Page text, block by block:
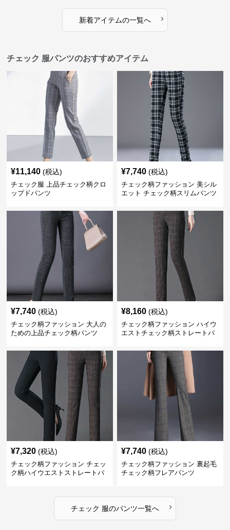
新着アイテムの一覧へ ›
チェック 服パンツのおすすめアイテム
¥11,140 (税込)
チェック服 上品チェック柄クロ
ップドパンツ
¥7,740 (税込)
チェック柄ファッション 美シル
エット チェック柄スリムパンツ
¥7,740 (税込)
チェック柄ファッション 大人の
ための上品チェック柄パンツ
¥8,160 (税込)
チェック柄ファッション ハイウ
エストチェック柄ストレートパ
¥7,320 (税込)
チェック柄ファッション チェッ
ク柄ハイウエストストレートパ
¥7,740 (税込)
チェック柄ファッション 裏起毛
チェック柄フレアパンツ
チェック 服のパンツ一覧へ ›